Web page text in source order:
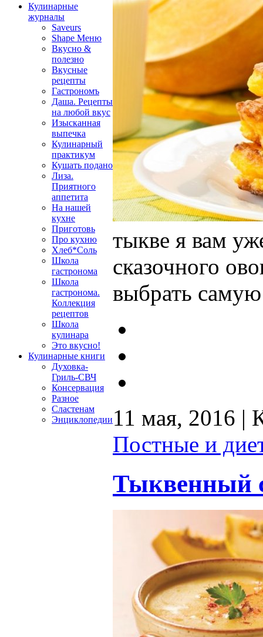
Кулинарные
журналы
Saveurs
Shape Меню
Вкусно &
полезно
Вкусные
рецепты
Гастрономъ
Даша. Рецепты
на любой вкус
Изысканная
выпечка
Кулинарный
практикум
Кушать подано
Лиза.
Приятного
аппетита
На нашей
кухне
Приготовь
Про кухню
Хлеб*Соль
Школа
гастронома
Школа
гастронома.
Коллекция
рецептов
Школа
кулинара
Это вкусно!
Кулинарные книги
Духовка-
Гриль-СВЧ
Консервация
Разное
Сластенам
Энциклопедии
тыкве я вам
сказочного
выбрать
11 мая, 2016 |
Постные и
Тыквенный